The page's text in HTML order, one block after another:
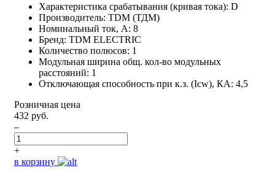
Характеристика срабатывания (кривая тока): D
Производитель: TDM (ТДМ)
Номинальный ток, А: 8
Бренд: TDM ELECTRIC
Количество полюсов: 1
Модульная ширина общ. кол-во модульных
расстояний: 1
Отключающая способность при к.з. (Icw), КА: 4,5
Розничная цена
432 руб.
–
+
в корзину